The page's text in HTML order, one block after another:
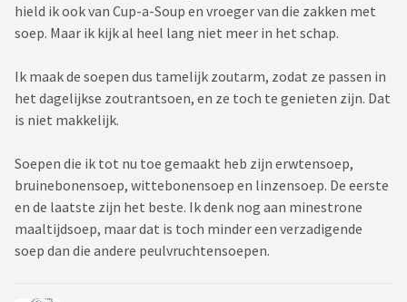
hield ik ook van Cup-a-Soup en vroeger van die zakken met
soep. Maar ik kijk al heel lang niet meer in het schap.
Ik maak de soepen dus tamelijk zoutarm, zodat ze passen in
het dagelijkse zoutrantsoen, en ze toch te genieten zijn. Dat
is niet makkelijk.
Soepen die ik tot nu toe gemaakt heb zijn erwtensoep,
bruinebonensoep, wittebonensoep en linzensoep. De eerste
en de laatste zijn het beste. Ik denk nog aan minestrone
maaltijdsoep, maar dat is toch minder een verzadigende
soep dan die andere peulvruchtensoepen.